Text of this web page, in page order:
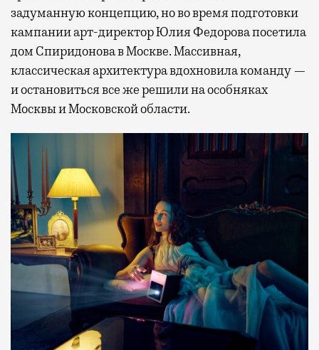
задуманную концепцию, но во время подготовки
кампании арт-директор Юлия Федорова посетила
дом Спиридонова в Москве. Массивная,
классическая архитектура вдохновила команду —
и остановиться все же решили на особняках
Москвы и Московской области.